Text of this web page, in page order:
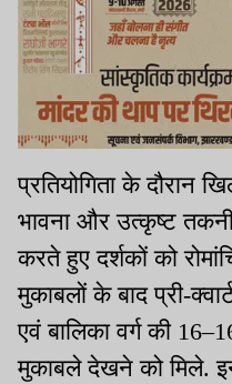
प्रतियोगिता के दौरान
भावना और उत्कृष्ट
करते हुए दर्शकों को
मुकाबलों के बाद प्री-
एवं बालिका वर्ग की
मुकाबले देखने को मिले.